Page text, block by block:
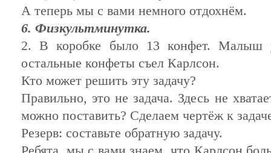
А теперь мы с вами немного отдохнём.
6. Физкультминутка.
2. В коробке было 13 конфет. Малыш
остальные конфеты съел Карлсон.
Кто может решить эту задачу?
Правильно, это не задача. Здесь не
можно поставить? Сделаем чертёж к
Резерв: составьте обратную задачу.